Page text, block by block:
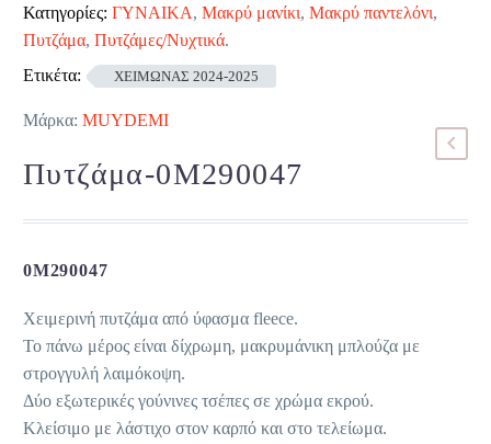
Κατηγορίες: ΓΥΝΑΙΚΑ, Μακρύ μανίκι, Μακρύ παντελόνι,
Πυτζάμα, Πυτζάμες/Νυχτικά.
Ετικέτα:
ΧΕΙΜΩΝΑΣ 2024-2025
Μάρκα: MUYDEMI
Πυτζάμα-0M290047
0M290047
Χειμερινή πυτζάμα από ύφασμα fleece.
Το πάνω μέρος είναι δίχρωμη, μακρυμάνικη μπλούζα με
στρογγυλή λαιμόκοψη.
Δύο εξωτερικές γούνινες τσέπες σε χρώμα εκρού.
Κλείσιμο με λάστιχο στον καρπό και στο τελείωμα.